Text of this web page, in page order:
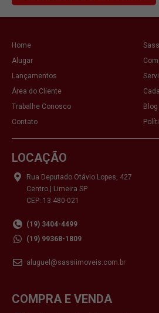
Home
Alugar
Lançamentos
Área do Cliente
Trabalhe Conosco
Blog
Contato
LOCAÇÃO
Rua Deputado Otávio Lopes, 427
Centro | Limeira SP
CEP: 13.480-021
(19) 3404-4499
(19) 99368-1809
aluguel@sassiimoveis.com.br
COMPRA E VENDA